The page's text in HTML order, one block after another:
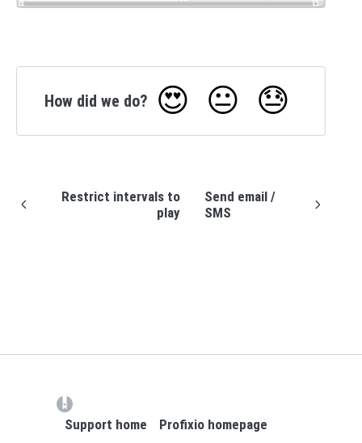
How did we do? 😍 😐 😓
Restrict intervals to
play
Send email /
SMS
Support home
Profixio homepage